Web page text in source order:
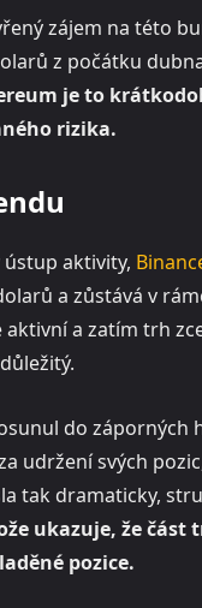
zájem na této
z počátku
je to
rizika.
aktivity,
a zůstává v
a zatím trh
do
udržení svých
tak dramaticky,
ukazuje, že
pozice.